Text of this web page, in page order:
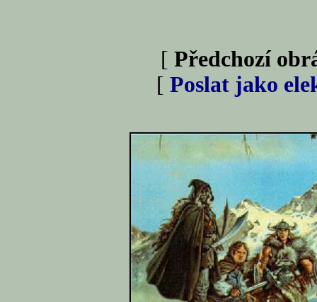
[ Předchozí
[ Poslat jako